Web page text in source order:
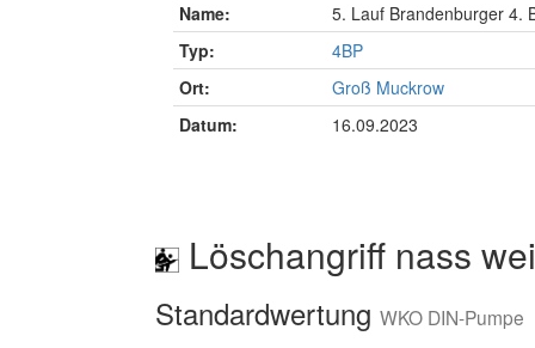
Name:
5. Lauf Brandenburger 4.
Typ:
4BP
Ort:
Groß Muckrow
Datum:
16.09.2023
Löschangriff nass
Standardwertung WKO DIN-Pumpe